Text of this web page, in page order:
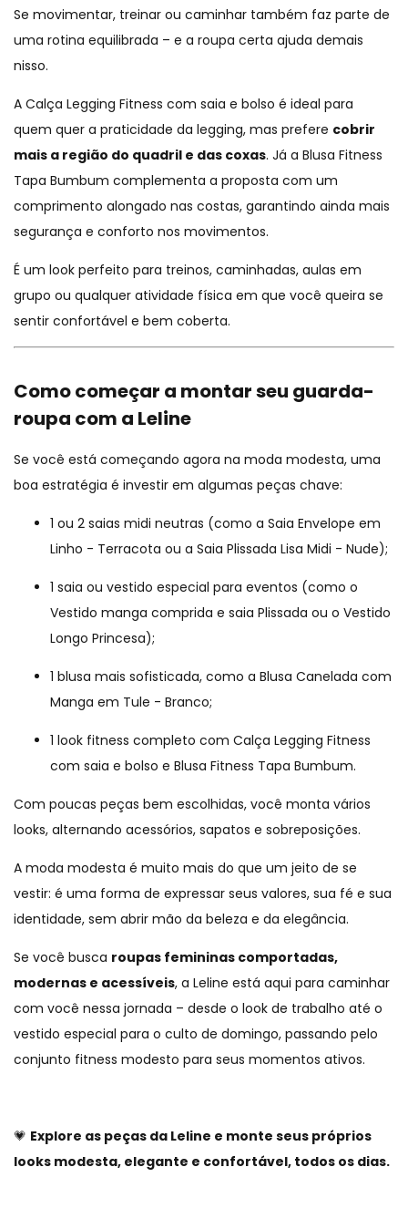
Se movimentar, treinar ou caminhar também faz parte de
uma rotina equilibrada – e a roupa certa ajuda demais
nisso.
A Calça Legging Fitness com saia e bolso é ideal para
quem quer a praticidade da legging, mas prefere cobrir
mais a região do quadril e das coxas. Já a Blusa Fitness
Tapa Bumbum complementa a proposta com um
comprimento alongado nas costas, garantindo ainda mais
segurança e conforto nos movimentos.
É um look perfeito para treinos, caminhadas, aulas em
grupo ou qualquer atividade física em que você queira se
sentir confortável e bem coberta.
Como começar a montar seu guarda-
roupa com a Leline
Se você está começando agora na moda modesta, uma
boa estratégia é investir em algumas peças chave:
1 ou 2 saias midi neutras (como a Saia Envelope em
Linho - Terracota ou a Saia Plissada Lisa Midi - Nude);
1 saia ou vestido especial para eventos (como o
Vestido manga comprida e saia Plissada ou o Vestido
Longo Princesa);
1 blusa mais sofisticada, como a Blusa Canelada com
Manga em Tule - Branco;
1 look fitness completo com Calça Legging Fitness
com saia e bolso e Blusa Fitness Tapa Bumbum.
Com poucas peças bem escolhidas, você monta vários
looks, alternando acessórios, sapatos e sobreposições.
A moda modesta é muito mais do que um jeito de se
vestir: é uma forma de expressar seus valores, sua fé e sua
identidade, sem abrir mão da beleza e da elegância.
Se você busca roupas femininas comportadas,
modernas e acessíveis, a Leline está aqui para caminhar
com você nessa jornada – desde o look de trabalho até o
vestido especial para o culto de domingo, passando pelo
conjunto fitness modesto para seus momentos ativos.
💗 Explore as peças da Leline e monte seus próprios
looks modesta, elegante e confortável, todos os dias.